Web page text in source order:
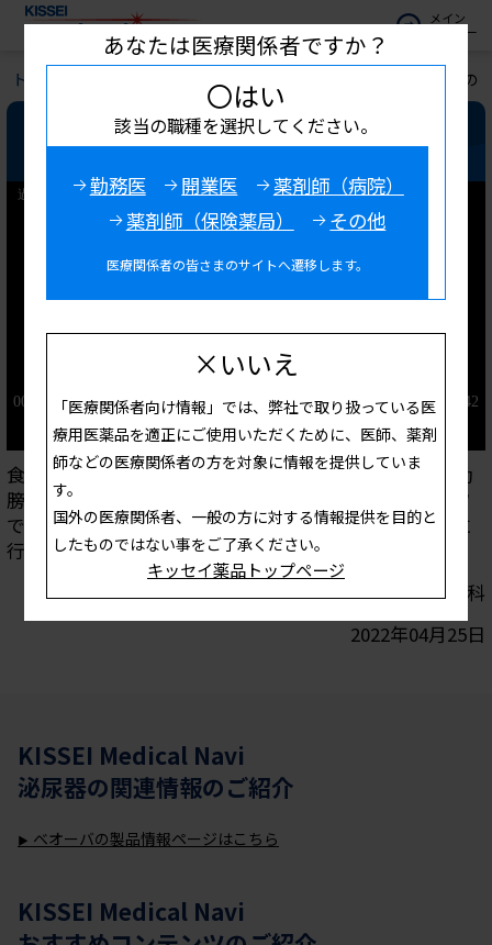
メイン
メニュー
トップ キッセイ診療サポート 過活動膀胱の
過活動膀胱の行動療法について
食塩過剰摂取は生活習慣病だけでなく夜間頻尿や過活動
膀胱といった下部尿路症状を惹起します。当コンテンツ
では過活動膀胱に対する減塩の有効性について前向きに
行った試験について紹介します。
松尾 朋博 先生 長崎大学病院 泌尿器科・腎移植外科
2022年04月25日
KISSEI Medical Navi
泌尿器の関連情報のご紹介
ベオーバの製品情報ページはこちら
KISSEI Medical Navi
あなたは医療関係者ですか？
〇はい
該当の職種を選択してください。
勤務医 開業医
薬剤師（病院）
薬剤師（保険薬局）
その他
医療関係者の皆さまのサイトへ遷移します。
×いいえ
「医療関係者向け情報」では、弊社で取り扱っている医
療用医薬品を適正にご使用いただくために、医師、薬剤
師などの医療関係者の方を対象に情報を提供していま
す。
国外の医療関係者、一般の方に対する情報提供を目的と
したものではない事をご了承ください。
キッセイ薬品トップページ